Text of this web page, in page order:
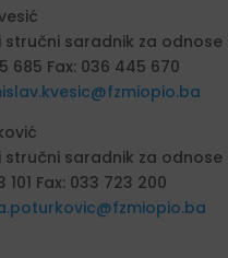
stručni saradnik za odnose
685 Fax: 036 445 670
stručni saradnik za odnose
101 Fax: 033 723 200